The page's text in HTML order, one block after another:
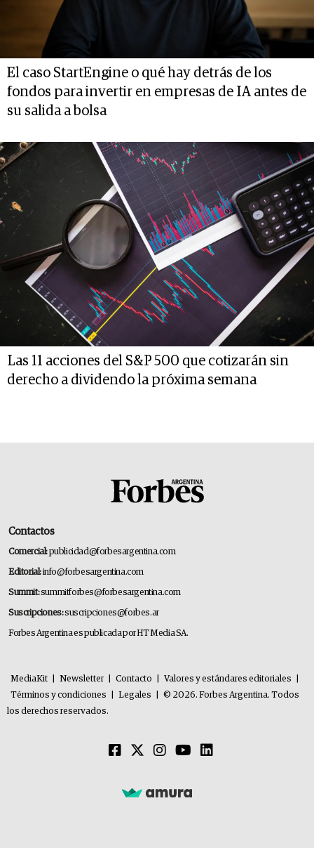
El caso StartEngine o qué hay detrás de los
fondos para invertir en empresas de IA antes de
su salida a bolsa
Las 11 acciones del S&P 500 que cotizarán sin
derecho a dividendo la próxima semana
Contactos
Comercial:publicidad@forbesargentina.com
Editorial:info@forbesargentina.com
Summit:summitforbes@forbesargentina.com
Suscripciones:suscripciones@forbes.ar
Forbes Argentina es publicada por HT Media SA.
MediaKit Newsletter Contacto Valores y estándares editoriales
Términos y condiciones
Legales
© 2026. Forbes Argentina. Todos
los derechos reservados.